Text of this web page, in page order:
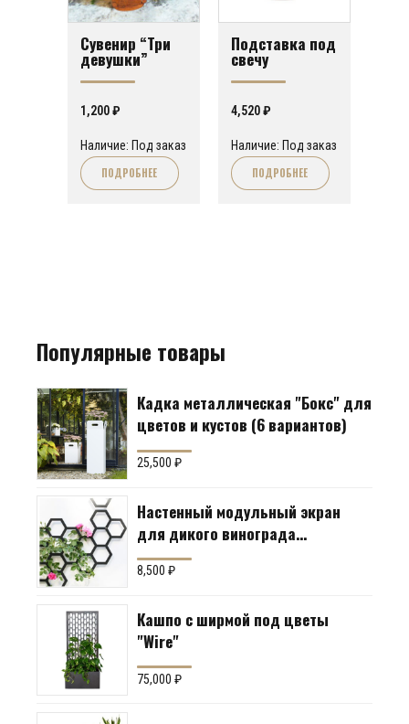
Сувенир “Три
девушки”
1,200₽
Наличие: Под заказ
ПОДРОБНЕЕ
Подставка под
свечу
4,520₽
Наличие: Под заказ
ПОДРОБНЕЕ
Популярные товары
Кадка металлическая "Бокс" для
цветов и кустов (6 вариантов)
25,500₽
Настенный модульный экран
для дикого винограда
"Коллекция Соты"
8,500₽
Кашпо с ширмой под цветы
"Wire"
75,000₽